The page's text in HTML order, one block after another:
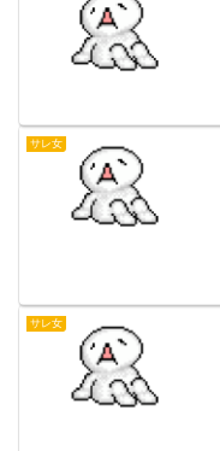
サレ女
サレ女